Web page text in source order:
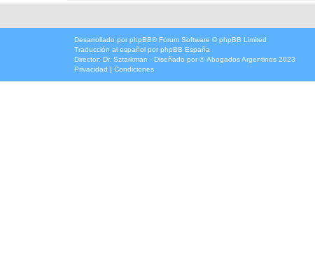
Desarrollado por phpBB® Forum Software © phpBB Limited
Traducción al español por phpBB España
Director: Dr. Sztarkman - Diseñado por ©Abogados Argentinos 2023
Privacidad | Condiciones